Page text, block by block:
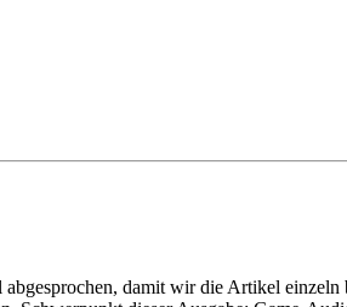
damit wir die Artikel einzeln